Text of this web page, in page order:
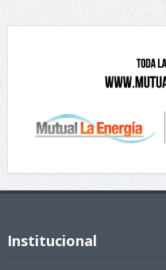
Institucional